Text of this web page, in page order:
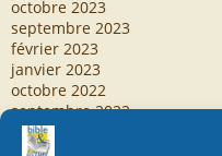
octobre 2023
septembre 2023
février 2023
janvier 2023
octobre 2022
septembre 2022
septembre 2020